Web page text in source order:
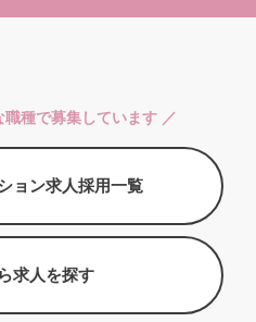
種で募集しています ／
ョン求人採用一覧
求人を探す